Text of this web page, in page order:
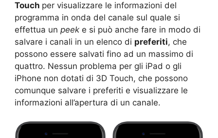
Touch per visualizzare le informazioni del
programma in onda del canale sul quale si
effettua un peek e si può anche fare in modo di
salvare i canali in un elenco di preferiti, che
possono essere salvati fino ad un massimo di
quattro. Nessun problema per gli iPad o gli
iPhone non dotati di 3D Touch, che possono
comunque salvare i preferiti e visualizzare le
informazioni all’apertura di un canale.